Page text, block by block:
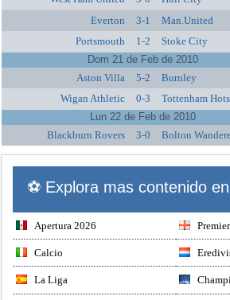
Everton
3-1 Man.United
Portsmouth
1-2 Stoke City
Dom 21 de Feb de 2010
Aston Villa
5-2 Burnley
Wigan Athletic
0-3 Tottenham
Lun 22 de Feb de 2010
Blackburn Rovers
3-0 Bolton
⚽ Explora mas contenido
Apertura 2026
Calcio
La Liga